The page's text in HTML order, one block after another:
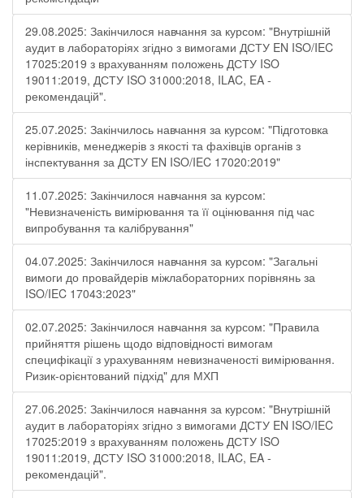
29.08.2025: Закінчилося навчання за курсом: "Внутрішній
аудит в лабораторіях згідно з вимогами ДСТУ EN ISO/IEC
17025:2019 з врахуванням положень ДСТУ ISO
19011:2019, ДСТУ ISO 31000:2018, ILAC, EA -
рекомендацій".
25.07.2025: Закінчилось навчання за курсом: "Підготовка
керівників, менеджерів з якості та фахівців органів з
інспектування за ДСТУ EN ISO/IEC 17020:2019"
11.07.2025: Закінчилося навчання за курсом:
"Невизначеність вимірювання та її оцінювання під час
випробування та калібрування"
04.07.2025: Закінчилося навчання за курсом: "Загальні
вимоги до провайдерів міжлабораторних порівнянь за
ISO/IEC 17043:2023"
02.07.2025: Закінчилося навчання за курсом: "Правила
прийняття рішень щодо відповідності вимогам
специфікації з урахуванням невизначеності вимірювання.
Ризик-орієнтований підхід" для МХП
27.06.2025: Закінчилося навчання за курсом: "Внутрішній
аудит в лабораторіях згідно з вимогами ДСТУ EN ISO/IEC
17025:2019 з врахуванням положень ДСТУ ISO
19011:2019, ДСТУ ISO 31000:2018, ILAC, EA -
рекомендацій".